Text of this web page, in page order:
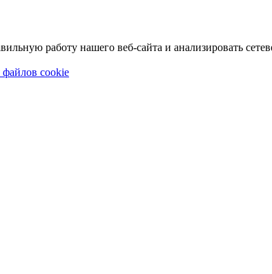
работу нашего веб-сайта и анализировать
файлов cookie